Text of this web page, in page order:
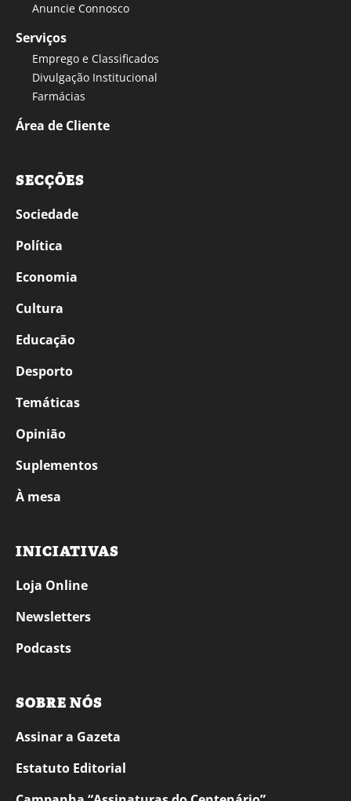
Anuncie Connosco
Serviços
Emprego e Classificados
Divulgação Institucional
Farmácias
Área de Cliente
SECÇÕES
Sociedade
Política
Economia
Cultura
Educação
Desporto
Temáticas
Opinião
Suplementos
À mesa
INICIATIVAS
Loja Online
Newsletters
Podcasts
SOBRE NÓS
Assinar a Gazeta
Estatuto Editorial